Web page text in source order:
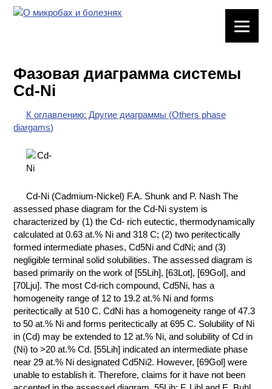
ХИМИЧЕСКАЯ
ПОСУДА
ВРЕДНЫЕ
ФАКТОРЫ
ХИМИЯ НА
ПРОИЗВОДСТВЕ
И ХИМИЧЕСКАЯ
ТЕХНОЛОГИЯ
КОНТАКТЫ
Фазовая диаграмма системы
Cd-Ni
К оглавлению: Другие диаграммы (Others phase
diargams)
Cd-Ni (Cadmium-Nickel) F.A. Shunk and P. Nash The
assessed phase diagram for the Cd-Ni system is
characterized by (1) the Cd- rich eutectic, thermodynamically
calculated at 0.63 at.% Ni and 318 C; (2) two peritectically
formed intermediate phases, Cd5Ni and CdNi; and (3)
negligible terminal solid solubilities. The assessed diagram is
based primarily on the work of [55Lih], [63Lot], [69Gol], and
[70Lju]. The most Cd-rich compound, Cd5Ni, has a
homogeneity range of 12 to 19.2 at.% Ni and forms
peritectically at 510 C. CdNi has a homogeneity range of 47.3
to 50 at.% Ni and forms peritectically at 695 C. Solubility of Ni
in (Cd) may be extended to 12 at.% Ni, and solubility of Cd in
(Ni) to >20 at.% Cd. [55Lih] indicated an intermediate phase
near 29 at.% Ni designated Cd5Ni2. However, [69Gol] were
unable to establish it. Therefore, claims for it have not been